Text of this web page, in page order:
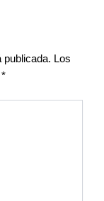
publicada. Los
*